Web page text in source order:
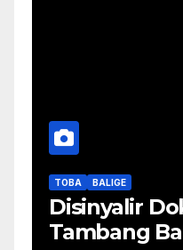
TOBA BALIGE
Disinyalir
Tambang